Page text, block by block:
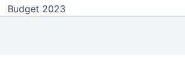
Budget 2023